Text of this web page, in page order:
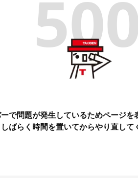
500
で問題が発生しているためページを
しばらく時間を置いてからやり直して